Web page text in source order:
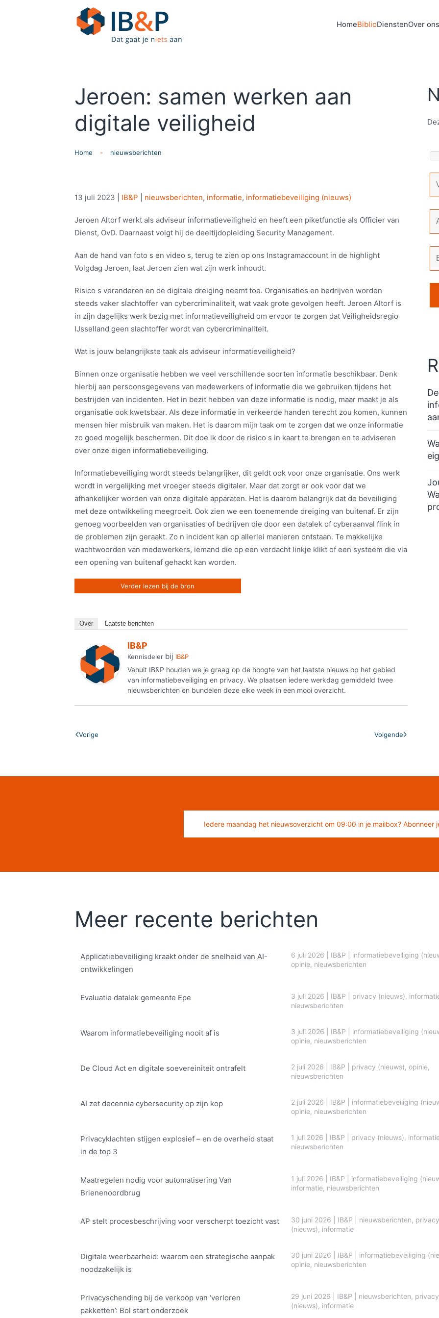
Skip to main content HomeBiblioDienstenOver ons
Jeroen: samen werken aan
digitale veiligheid
Home nieuwsberichten
13 juli 2023 IB&P nieuwsberichten, informatie, informatiebeveiliging (nieuws)
Jeroen Altorf werkt als adviseur informatieveiligheid en heeft een piketfunctie als Officier van
Dienst, OvD. Daarnaast volgt hij de deeltijdopleiding Security Management.
Aan de hand van foto s en video s, terug te zien op ons Instagramaccount in de highlight
Volgdag Jeroen, laat Jeroen zien wat zijn werk inhoudt.
Risico s veranderen en de digitale dreiging neemt toe. Organisaties en bedrijven worden
steeds vaker slachtoffer van cybercriminaliteit, wat vaak grote gevolgen heeft. Jeroen Altorf is
in zijn dagelijks werk bezig met informatieveiligheid om ervoor te zorgen dat Veiligheidsregio
IJsselland geen slachtoffer wordt van cybercriminaliteit.
Wat is jouw belangrijkste taak als adviseur informatieveiligheid?
Binnen onze organisatie hebben we veel verschillende soorten informatie beschikbaar. Denk
hierbij aan persoonsgegevens van medewerkers of informatie die we gebruiken tijdens het
bestrijden van incidenten. Het in bezit hebben van deze informatie is nodig, maar maakt je als
organisatie ook kwetsbaar. Als deze informatie in verkeerde handen terecht zou komen, kunnen
mensen hier misbruik van maken. Het is daarom mijn taak om te zorgen dat we onze informatie
zo goed mogelijk beschermen. Dit doe ik door de risico s in kaart te brengen en te adviseren
over onze eigen informatiebeveiliging.
Informatiebeveiliging wordt steeds belangrijker, dit geldt ook voor onze organisatie. Ons werk
wordt in vergelijking met vroeger steeds digitaler. Maar dat zorgt er ook voor dat we
afhankelijker worden van onze digitale apparaten. Het is daarom belangrijk dat de beveiliging
met deze ontwikkeling meegroeit. Ook zien we een toenemende dreiging van buitenaf. Er zijn
genoeg voorbeelden van organisaties of bedrijven die door een datalek of cyberaanval flink in
de problemen zijn geraakt. Zo n incident kan op allerlei manieren ontstaan. Te makkelijke
wachtwoorden van medewerkers, iemand die op een verdacht linkje klikt of een systeem die via
een opening van buitenaf gehackt kan worden.
Verder lezen bij de bron
Over Laatste berichten
IB&P
Kennisdeler bij IB&P
Vanuit IB&P houden we je graag op de hoogte van het laatste nieuws op het gebied
van informatiebeveiliging en privacy. We plaatsen iedere werkdag gemiddeld twee
nieuwsberichten en bundelen deze elke week in een mooi overzicht.
Vorige Volgende
Iedere maandag het nieuwsoverzicht om 09:00 in je mailbox? Abonneer
Meer recente berichten
Applicatiebeveiliging kraakt onder de snelheid van AI-
ontwikkelingen
6 juli 2026 IB&P
informatiebeveiliging
opinie, nieuwsberichten
Evaluatie datalek gemeente Epe 3 juli 2026 IB&P privacy (nieuws),
nieuwsberichten
Waarom informatiebeveiliging nooit af is 3 juli 2026 IB&P
informatiebeveiliging
opinie, nieuwsberichten
De Cloud Act en digitale soe­ve­rei­ni­teit ontrafelt 2 juli 2026 IB&P privacy (nieuws), opinie,
nieuwsberichten
AI zet decennia cybersecurity op zijn kop 2 juli 2026 IB&P
informatiebeveiliging
opinie, nieuwsberichten
Privacyklachten stijgen explosief – en de overheid staat
in de top 3
1 juli 2026 IB&P privacy (nieuws),
nieuwsberichten
Maatregelen nodig voor automatisering Van
Brienenoordbrug
1 juli 2026 IB&P
informatiebeveiliging
informatie, nieuwsberichten
AP stelt procesbeschrijving voor verscherpt toezicht vast 30 juni 2026 IB&P nieuwsberichten, privacy
(nieuws), informatie
Digitale weerbaarheid: waarom een strategische aanpak
noodzakelijk is
30 juni 2026 IB&P
informatiebeveiliging
opinie, nieuwsberichten
Privacyschending bij de verkoop van ‘verloren
pakketten’: Bol start onderzoek
29 juni 2026 IB&P nieuwsberichten, privacy
(nieuws), informatie